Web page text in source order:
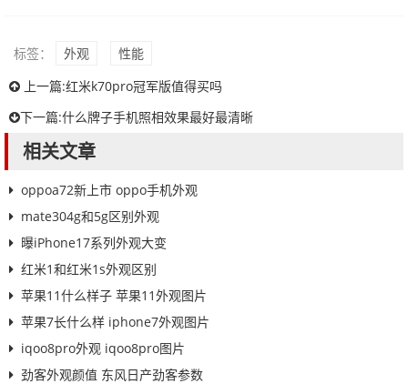
标签： 外观
性能
上一篇:红米k70pro冠军版值得买吗
下一篇:什么牌子手机照相效果最好最清晰
相关文章
oppoa72新上市 oppo手机外观
mate304g和5g区别外观
曝iPhone17系列外观大变
红米1和红米1s外观区别
苹果11什么样子 苹果11外观图片
苹果7长什么样 iphone7外观图片
iqoo8pro外观 iqoo8pro图片
劲客外观颜值 东风日产劲客参数